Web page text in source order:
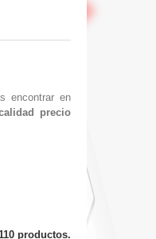
encontrar en
precio
productos.